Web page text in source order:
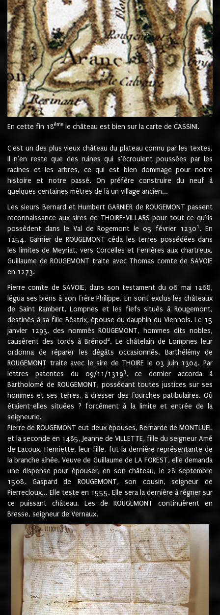
En cette fin 18ème le château est bien sur la carte de CASSINI.
C'est un des plus vieux château du plateau connu par les textes.
Il n'en reste que des ruines qui s'écroulent poussées par les
racines et les arbres, ce qui est bien dommage pour notre
histoire et notre passé. On préfère construire du neuf à
quelques centaines mètres de là un village ancien...
Les sieurs Bernard et Humbert GARNIER de ROUGEMONT passent
reconnaissance aux sires de THOIRE-VILLARS pour tout ce qu'ils
possèdent dans le Val de Rogemont le 05 février 12301 . En
1254, Garnier de ROUGEMONT céda les terres possédées dans
les limites de Meyriat, vers Corcelles et Ferrières aux chartreux.
Guillaume de ROUGEMONT traite avec Thomas comte de SAVOIE
en 1273.
Pierre comte de SAVOIE, dans son testament du 06 mai 1268,
légua ses biens à son frère Philippe. En sont exclus les châteaux
de Saint Rambert, Lompnes et les fiefs situés à Rougemont,
destinés à sa fille Béatrix, épouse du dauphin du Viennois. Le 15
janvier 1293, des nommés ROUGEMONT, hommes dits nobles,
causèrent des tords à Brénod 2. Le châtelain de Lompnes leur
ordonna de réparer les dégâts occasionnés. Barthélémy de
ROUGEMONT traite avec le sire de THOIRE le 03 juin 1304. Par
lettres patentes du 09/11/13193, ce dernier accorda à
Bartholomé de ROUGEMONT, possédant toutes justices sur ses
hommes et ses terres, à dresser des fourches patibulaires. Où
étaient-elles situées ? forcément à la limite et entrée de la
seigneurie.
Pierre de ROUGEMONT eut deux épouses, Bernarde de MONTLUEL
et la seconde en 1485, Jeanne de VILLETTE, fille du seigneur Amé
de Lacoux. Henriette, leur fille, fut la dernière représentante de
la branche aînée. Veuve de Guillaume de LA FOREST, elle demanda
une dispense pour épouser, en son château, le 28 septembre
1508, Gaspard de ROUGEMONT, son cousin, seigneur de
Pierrecloux... Elle teste en 1555. Elle sera la dernière à régner sur
ce puissant château. Les de ROUGEMONT continuèrent en
Bresse, seigneur de Vernaux.